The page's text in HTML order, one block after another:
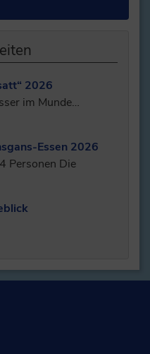
2026
im Munde…
Essen 2026
Personen Die